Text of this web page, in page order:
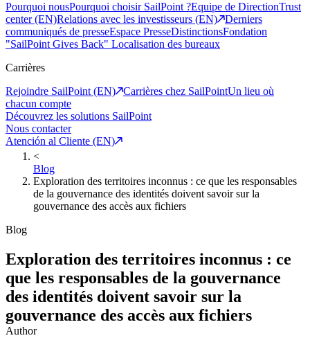
Pourquoi nousPourquoi choisir SailPoint ?Equipe de DirectionTrust
center (EN)Relations avec les investisseurs (EN)
Derniers
communiqués de presseEspace PresseDistinctionsFondation
"SailPoint Gives Back" Localisation des bureaux
Carrières
Rejoindre SailPoint (EN)
Carrières chez SailPointUn lieu où
chacun compte
Découvrez les solutions SailPoint
Nous contacter
Atención al Cliente (EN)
<
Blog
Exploration des territoires inconnus : ce que les responsables
de la gouvernance des identités doivent savoir sur la
gouvernance des accès aux fichiers
Blog
Exploration des territoires inconnus : ce
que les responsables de la gouvernance
des identités doivent savoir sur la
gouvernance des accès aux fichiers
Author